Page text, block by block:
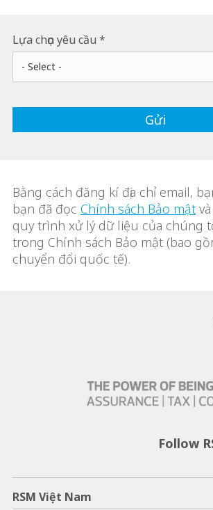
Lựa chọn yêu cầu
Bằng cách đăng kí địa chỉ email,
bạn đã đọc Chính sách Bảo mật
quy trình xử lý dữ liệu của chúng
trong Chính sách Bảo mật (bao
chuyển đổi quốc tế).
Follow
RSM Việt Nam